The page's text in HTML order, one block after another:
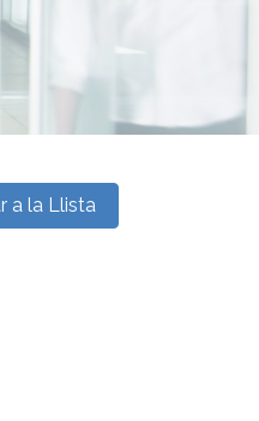
a la Llista